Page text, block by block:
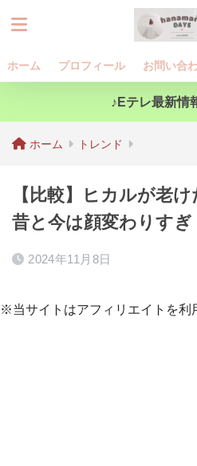
ホーム プロフィール お問い合
♪Eテレ最新情
ホーム トレンド
【比較】ヒカルが老
昔と今は顔変わりすぎ
2024年11月8日
※当サイトはアフィリエイトを利